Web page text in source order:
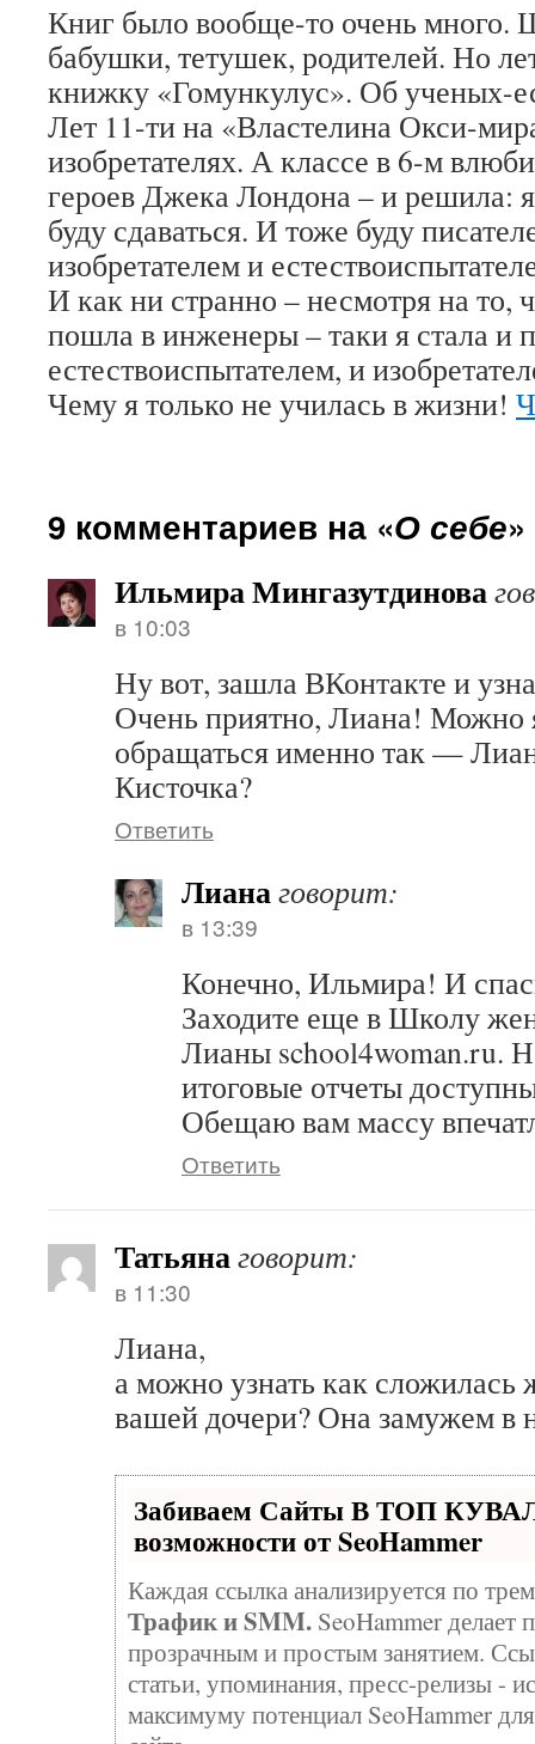
Книг было вообще-то очень много.
бабушки, тетушек, родителей. Но
книжку «Гомункулус». Об ученых-
Лет 11-ти на «Властелина Окси-
изобретателях. А классе в 6-м
героев Джека Лондона – и решила:
буду сдаваться. И тоже буду
изобретателем и
И как ни странно – несмотря на то,
пошла в инженеры – таки я стала и
естествоиспытателем, и
Чему я только не училась в жизни!
9 комментариев на «О себе»
Ильмира Мингазутдинова
в 10:03
Ну вот, зашла ВКонтакте и
Очень приятно, Лиана! Можно
обращаться именно так —
Кисточка?
Ответить
Лианаговорит:
в 13:39
Конечно, Ильмира! И
Заходите еще в Школу
Лианы school4woman.ru.
итоговые отчеты
Обещаю вам массу
Ответить
Татьянаговорит:
в 11:30
Лиана,
а можно узнать как сложилась
вашей дочери? Она замужем в
Забиваем Сайты В ТОП
возможности от SeoHammer
Каждая ссылка анализируется по
Трафик и SMM. SeoHammer делает
прозрачным и простым занятием.
статьи, упоминания, пресс-релизы -
максимуму потенциал SeoHammer